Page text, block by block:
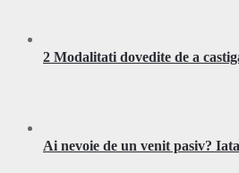
2 Modalitati dovedite de a
Ai nevoie de un venit pasiv?